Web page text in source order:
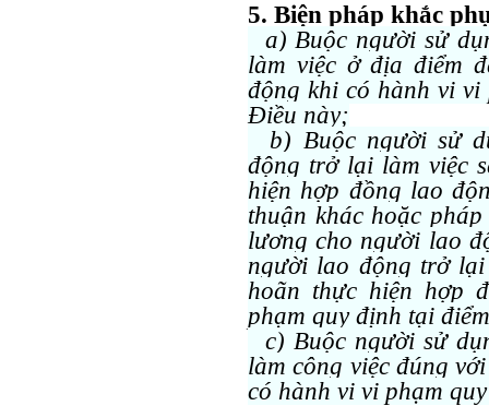
5. Biện pháp khắc
a) Buộc người sử
làm việc ở địa điểm
động khi có hành vi
Điều này;
b) Buộc người sử
động trở lại làm việc
hiện hợp đồng lao
thuận khác hoặc
lương cho người lao
người lao động trở lại
hoãn thực hiện hợp
phạm quy định tại
c) Buộc người sử
làm công việc đúng
có hành vi vi phạm